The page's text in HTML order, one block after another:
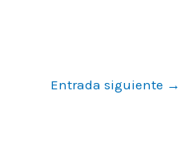
Entrada siguiente →